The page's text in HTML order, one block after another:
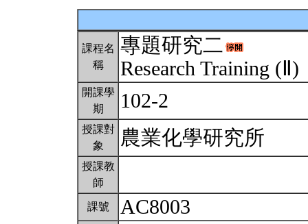
課程名
稱
專題研究二
Research Training (Ⅱ)
開課學
期
102-2
授課對
象
農業化學研究所
授課教
師
課號 AC8003